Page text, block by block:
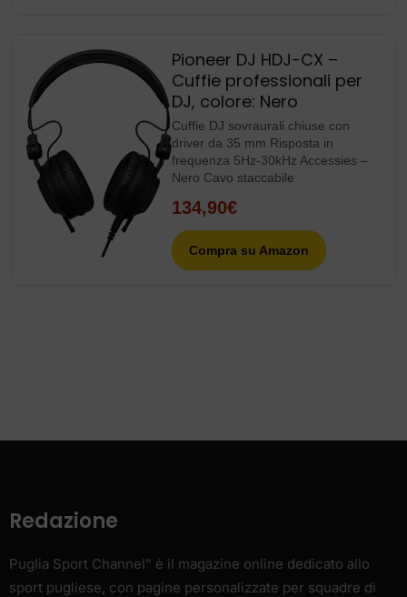
Pioneer DJ HDJ-CX –
Cuffie professionali per
DJ, colore: Nero
Cuffie DJ sovraurali chiuse con
driver da 35 mm Risposta in
frequenza 5Hz-30kHz Accessies –
Nero Cavo staccabile
134,90€
Compra su Amazon
Redazione
Puglia Sport Channel” è il magazine online dedicato allo
sport pugliese, con pagine personalizzate per squadre di